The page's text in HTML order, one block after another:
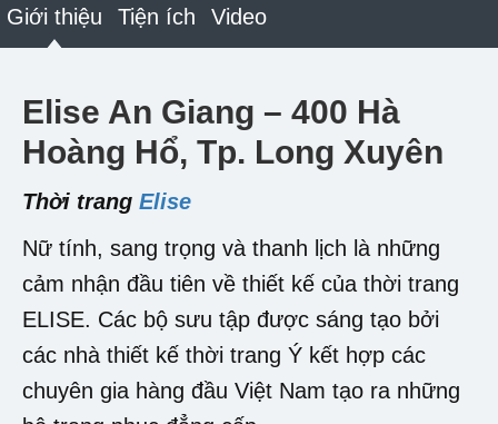
Giới thiệu Tiện ích Video
Elise An Giang – 400 Hà
Hoàng Hổ, Tp. Long Xuyên
Thời trang Elise
Nữ tính, sang trọng và thanh lịch là những
cảm nhận đầu tiên về thiết kế của thời trang
ELISE. Các bộ sưu tập được sáng tạo bởi
các nhà thiết kế thời trang Ý kết hợp các
chuyên gia hàng đầu Việt Nam tạo ra những